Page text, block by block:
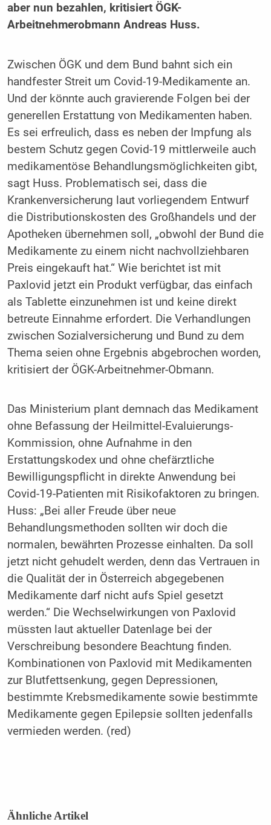
aber nun bezahlen, kritisiert ÖGK-
Arbeitnehmerobmann Andreas Huss.
Zwischen ÖGK und dem Bund bahnt sich ein
handfester Streit um Covid-19-Medikamente an.
Und der könnte auch gravierende Folgen bei der
generellen Erstattung von Medikamenten haben.
Es sei erfreulich, dass es neben der Impfung als
bestem Schutz gegen Covid-19 mittlerweile auch
medikamentöse Behandlungsmöglichkeiten gibt,
sagt Huss. Problematisch sei, dass die
Krankenversicherung laut vorliegendem Entwurf
die Distributionskosten des Großhandels und der
Apotheken übernehmen soll, „obwohl der Bund die
Medikamente zu einem nicht nachvollziehbaren
Preis eingekauft hat.“ Wie berichtet ist mit
Paxlovid jetzt ein Produkt verfügbar, das einfach
als Tablette einzunehmen ist und keine direkt
betreute Einnahme erfordert. Die Verhandlungen
zwischen Sozialversicherung und Bund zu dem
Thema seien ohne Ergebnis abgebrochen worden,
kritisiert der ÖGK-Arbeitnehmer-Obmann.
Das Ministerium plant demnach das Medikament
ohne Befassung der Heilmittel-Evaluierungs-
Kommission, ohne Aufnahme in den
Erstattungskodex und ohne chefärztliche
Bewilligungspflicht in direkte Anwendung bei
Covid-19-Patienten mit Risikofaktoren zu bringen.
Huss: „Bei aller Freude über neue
Behandlungsmethoden sollten wir doch die
normalen, bewährten Prozesse einhalten. Da soll
jetzt nicht gehudelt werden, denn das Vertrauen in
die Qualität der in Österreich abgegebenen
Medikamente darf nicht aufs Spiel gesetzt
werden.“ Die Wechselwirkungen von Paxlovid
müssten laut aktueller Datenlage bei der
Verschreibung besondere Beachtung finden.
Kombinationen von Paxlovid mit Medikamenten
zur Blutfettsenkung, gegen Depressionen,
bestimmte Krebsmedikamente sowie bestimmte
Medikamente gegen Epilepsie sollten jedenfalls
vermieden werden. (red)
Ähnliche Artikel